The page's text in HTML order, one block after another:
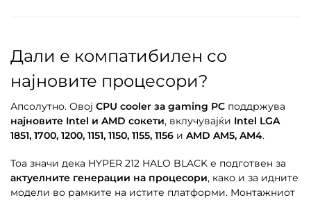
Дали е компатибилен со
најновите процесори?
Апсолутно. Овој CPU cooler за gaming PC поддржува
најновите Intel и AMD сокети, вклучувајќи Intel LGA
1851, 1700, 1200, 1151, 1150, 1155, 1156 и AMD AM5, AM4.
Тоа значи дека HYPER 212 HALO BLACK е подготвен за
актуелните генерации на процесори, како и за идните
модели во рамките на истите платформи. Монтажниот